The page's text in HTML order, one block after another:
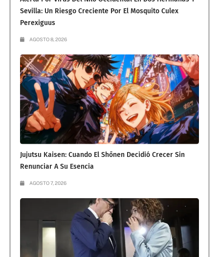
Sevilla: Un Riesgo Creciente Por El Mosquito Culex
Perexiguus
AGOSTO 8, 2026
Jujutsu Kaisen: Cuando El Shōnen Decidió Crecer Sin
Renunciar A Su Esencia
AGOSTO 7, 2026